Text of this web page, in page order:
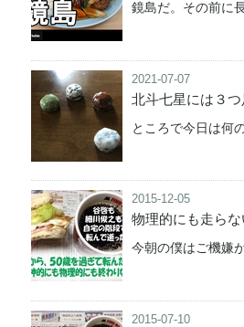
鏡島だ。その前に
2021-07-07
北斗七星には３
ところで今日は何
2015-12-05
物理的にも走ら
今朝の僕はご機嫌
2015-07-10